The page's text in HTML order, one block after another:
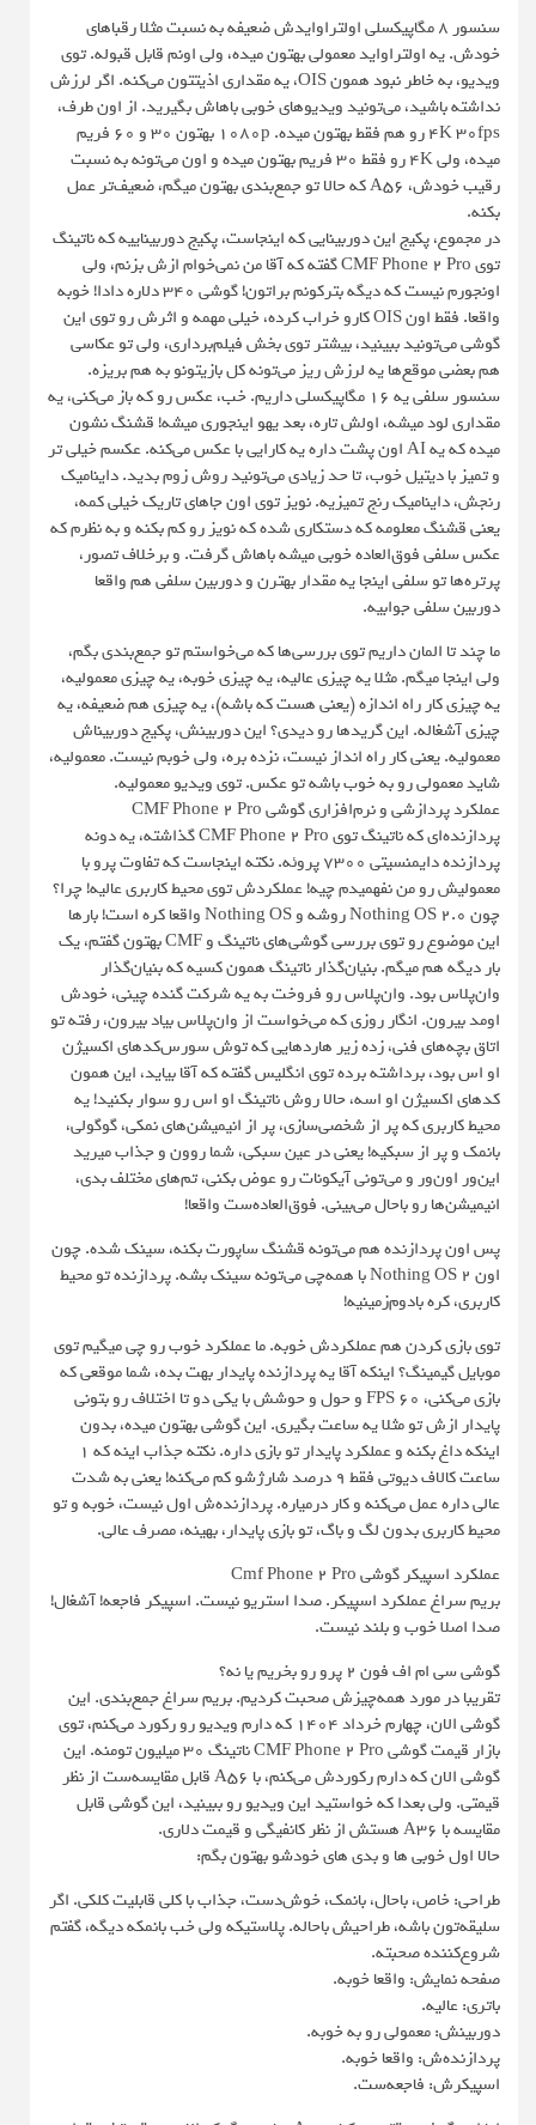
سنسور ۸ مگاپیکسلی اولتراوایدش ضعیفه به نسبت مثلا رقباهای
خودش. یه اولتراواید معمولی بهتون میده، ولی اونم قابل قبوله. توی
ویدیو، به خاطر نبود همون OIS، یه مقداری اذیتتون می‌کنه. اگر لرزش
نداشته باشید، می‌تونید ویدیوهای خوبی باهاش بگیرید. از اون طرف،
4K 30fps رو هم فقط بهتون میده. 1080p بهتون ۳۰ و ۶۰ فریم
میده، ولی 4K رو فقط ۳۰ فریم بهتون میده و اون می‌تونه به نسبت
رقیب خودش، A56 که حالا تو جمع‌بندی بهتون میگم، ضعیف‌تر عمل
بکنه.
در مجموع، پکیج این دوربینایی که اینجاست، پکیج دوربیناییه که ناتینگ
توی CMF Phone 2 Pro گفته که آقا من نمی‌خوام ازش بزنم، ولی
اونجورم نیست که دیگه بترکونم براتون! گوشی ۳۴۰ دلاره دادا! خوبه
واقعا. فقط اون OIS کارو خراب کرده، خیلی مهمه و اثرش رو توی این
گوشی می‌تونید ببینید، بیشتر توی بخش فیلم‌برداری، ولی تو عکاسی
هم بعضی موقع‌ها یه لرزش ریز می‌تونه کل بازیتونو به هم بریزه.
سنسور سلفی یه ۱۶ مگاپیکسلی داریم. خب، عکس رو که باز می‌کنی، یه
مقداری لود میشه، اولش تاره، بعد یهو اینجوری میشه! قشنگ نشون
میده که یه AI اون پشت داره یه کارایی با عکس می‌کنه. عکسم خیلی تر
و تمیز با دیتیل خوب، تا حد زیادی می‌تونید روش زوم بدید. داینامیک
رنجش، داینامیک رنج تمیزیه. نویز توی اون جاهای تاریک خیلی کمه،
یعنی قشنگ معلومه که دستکاری شده که نویز رو کم بکنه و به نظرم که
عکس سلفی فوق‌العاده خوبی میشه باهاش گرفت. و برخلاف تصور،
پرتره‌ها تو سلفی اینجا یه مقدار بهترن و دوربین سلفی هم واقعا
دوربین سلفی جوابیه.
ما چند تا المان داریم توی بررسی‌ها که می‌خواستم تو جمع‌بندی بگم،
ولی اینجا میگم. مثلا یه چیزی عالیه، یه چیزی خوبه، یه چیزی معمولیه،
یه چیزی کار راه اندازه (یعنی هست که باشه)، یه چیزی هم ضعیفه، یه
چیزی آشغاله. این گریدها رو دیدی؟ این دوربینش، پکیج دوربیناش
معمولیه. یعنی کار راه انداز نیست، نزده بره، ولی خوبم نیست. معمولیه،
شاید معمولی رو به خوب باشه تو عکس. توی ویدیو معمولیه.
عملکرد پردازشی و نرم‌افزاری گوشی CMF Phone 2 Pro
پردازنده‌ای که ناتینگ توی CMF Phone 2 Pro گذاشته، یه دونه
پردازنده دایمنسیتی ۷۳۰۰ پروئه. نکته اینجاست که تفاوت پرو با
معمولیش رو من نفهمیدم چیه! عملکردش توی محیط کاربری عالیه! چرا؟
چون Nothing OS 2.0 روشه و Nothing OS واقعا کره است! بارها
این موضوع رو توی بررسی گوشی‌های ناتینگ و CMF بهتون گفتم، یک
بار دیگه هم میگم. بنیان‌گذار ناتینگ همون کسیه که بنیان‌گذار
وان‌پلاس بود. وان‌پلاس رو فروخت به یه شرکت گنده چینی، خودش
اومد بیرون. انگار روزی که می‌خواست از وان‌پلاس بیاد بیرون، رفته تو
اتاق بچه‌های فنی، زده زیر هاردهایی که توش سورس‌کدهای اکسیژن
او اس بود، برداشته برده توی انگلیس گفته که آقا بیاید، این همون
کدهای اکسیژن او اسه، حالا روش ناتینگ او اس رو سوار بکنید! یه
محیط کاربری که پر از شخصی‌سازی، پر از انیمیشن‌های نمکی، گوگولی،
بانمک و پر از سبکیه! یعنی در عین سبکی، شما روون و جذاب میرید
این‌ور اون‌ور و می‌تونی آیکونات رو عوض بکنی، تم‌های مختلف بدی،
انیمیشن‌ها رو باحال می‌بینی. فوق‌العاده‌ست واقعا!
پس اون پردازنده هم می‌تونه قشنگ ساپورت بکنه، سینک شده. چون
اون Nothing OS 2 با همه‌چی می‌تونه سینک بشه. پردازنده تو محیط
کاربری، کره بادوم‌زمینیه!
توی بازی کردن هم عملکردش خوبه. ما عملکرد خوب رو چی میگیم توی
موبایل گیمینگ؟ اینکه آقا یه پردازنده پایدار بهت بده، شما موقعی که
بازی می‌کنی، ۶۰ FPS و حول و حوشش با یکی دو تا اختلاف رو بتونی
پایدار ازش تو مثلا یه ساعت بگیری. این گوشی بهتون میده، بدون
اینکه داغ بکنه و عملکرد پایدار تو بازی داره. نکته جذاب اینه که ۱
ساعت کالاف دیوتی فقط ۹ درصد شارژشو کم می‌کنه! یعنی به شدت
عالی داره عمل می‌کنه و کار درمیاره. پردازنده‌ش اول نیست، خوبه و تو
محیط کاربری بدون لگ و باگ، تو بازی پایدار، بهینه، مصرف عالی.
عملکرد اسپیکر گوشی Cmf Phone 2 Pro
بریم سراغ عملکرد اسپیکر. صدا استریو نیست. اسپیکر فاجعه! آشغال!
صدا اصلا خوب و بلند نیست.
گوشی سی ام اف فون 2 پرو رو بخریم یا نه؟
تقریبا در مورد همه‌چیزش صحبت کردیم. بریم سراغ جمع‌بندی. این
گوشی الان، چهارم خرداد 1404 که دارم ویدیو رو رکورد می‌کنم، توی
بازار قیمت گوشی CMF Phone 2 Pro ناتینگ ۳۰ میلیون تومنه. این
گوشی الان که دارم رکوردش می‌کنم، با A56 قابل مقایسه‌ست از نظر
قیمتی. ولی بعدا که خواستید این ویدیو رو ببینید، این گوشی قابل
مقایسه با A36 هستش از نظر کانفیگی و قیمت دلاری.
حالا اول خوبی ها و بدی های خودشو بهتون بگم:
طراحی: خاص، باحال، بانمک، خوش‌دست، جذاب با کلی قابلیت کلکی. اگر
سلیقه‌تون باشه، طراحیش باحاله. پلاستیکه ولی خب بانمکه دیگه، گفتم
شروع‌کننده صحبته.
صفحه نمایش: واقعا خوبه.
باتری: عالیه.
دوربینش: معمولی رو به خوبه.
پردازنده‌ش: واقعا خوبه.
اسپیکرش: فاجعه‌ست.